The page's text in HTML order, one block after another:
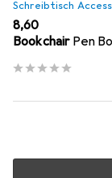
Schreibtisch
EUR
8,60
Bookchair Pen